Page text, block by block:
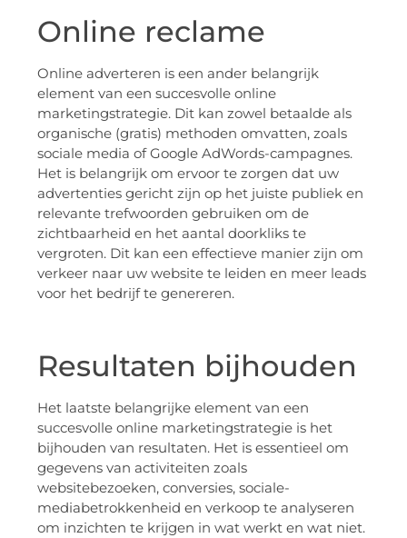
Online reclame
Online adverteren is een ander belangrijk
element van een succesvolle online
marketingstrategie. Dit kan zowel betaalde als
organische (gratis) methoden omvatten, zoals
sociale media of Google AdWords-campagnes.
Het is belangrijk om ervoor te zorgen dat uw
advertenties gericht zijn op het juiste publiek en
relevante trefwoorden gebruiken om de
zichtbaarheid en het aantal doorkliks te
vergroten. Dit kan een effectieve manier zijn om
verkeer naar uw website te leiden en meer leads
voor het bedrijf te genereren.
Resultaten bijhouden
Het laatste belangrijke element van een
succesvolle online marketingstrategie is het
bijhouden van resultaten. Het is essentieel om
gegevens van activiteiten zoals
websitebezoeken, conversies, sociale-
mediabetrokkenheid en verkoop te analyseren
om inzichten te krijgen in wat werkt en wat niet.